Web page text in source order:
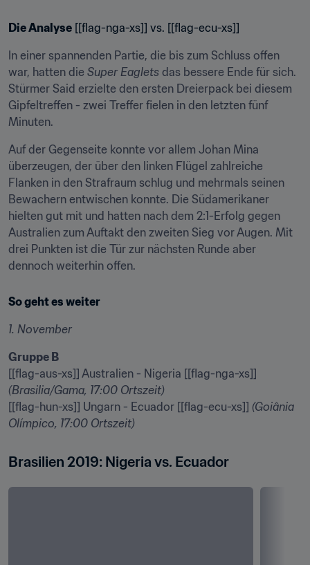
Die Analyse [[flag-nga-xs]] vs. [[flag-ecu-xs]]
In einer spannenden Partie, die bis zum Schluss offen
war, hatten die Super Eaglets das bessere Ende für sich.
Stürmer Said erzielte den ersten Dreierpack bei diesem
Gipfeltreffen - zwei Treffer fielen in den letzten fünf
Minuten.
Auf der Gegenseite konnte vor allem Johan Mina
überzeugen, der über den linken Flügel zahlreiche
Flanken in den Strafraum schlug und mehrmals seinen
Bewachern entwischen konnte. Die Südamerikaner
hielten gut mit und hatten nach dem 2:1-Erfolg gegen
Australien zum Auftakt den zweiten Sieg vor Augen. Mit
drei Punkten ist die Tür zur nächsten Runde aber
dennoch weiterhin offen.
So geht es weiter
1. November
Gruppe B
(Brasilia/Gama, 17:00 Ortszeit)
[[flag-hun-xs]] Ungarn - Ecuador [[flag-ecu-xs]] (Goiânia
Olímpico, 17:00 Ortszeit)
Brasilien 2019: Nigeria vs. Ecuador